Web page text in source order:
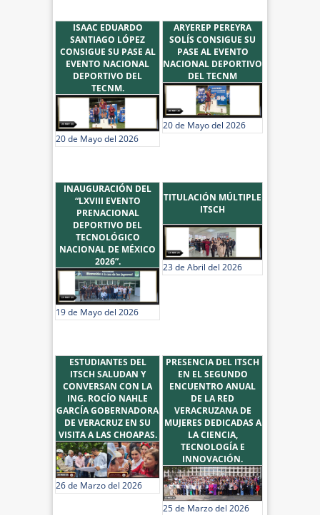
ISAAC EDUARDO
SANTIAGO LÓPEZ
CONSIGUE SU PASE AL
EVENTO NACIONAL
DEPORTIVO DEL
TECNM.
20 de Mayo del 2026
ARYEREP PEREYRA
SOLÍS CONSIGUE SU
PASE AL EVENTO
NACIONAL DEPORTIVO
DEL TECNM
20 de Mayo del 2026
INAUGURACIÓN DEL
“LXVIII EVENTO
PRENACIONAL
DEPORTIVO DEL
TECNOLÓGICO
NACIONAL DE MÉXICO
2026”.
19 de Mayo del 2026
TITULACIÓN MÚLTIPLE
ITSCH
23 de Abril del 2026
ESTUDIANTES DEL
ITSCH SALUDAN Y
CONVERSAN CON LA
ING. ROCÍO NAHLE
GARCÍA GOBERNADORA
DE VERACRUZ EN SU
VISITA A LAS CHOAPAS.
26 de Marzo del 2026
PRESENCIA DEL ITSCH
EN EL SEGUNDO
ENCUENTRO ANUAL
DE LA RED
VERACRUZANA DE
MUJERES DEDICADAS A
LA CIENCIA,
TECNOLOGÍA E
INNOVACIÓN.
25 de Marzo del 2026